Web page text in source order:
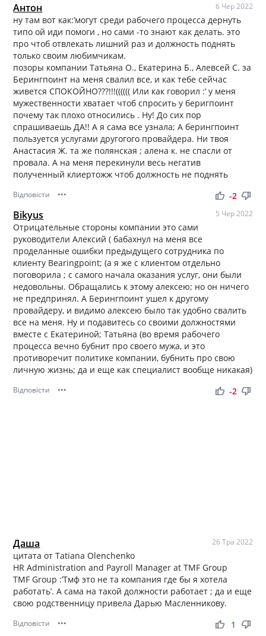
Антон 6 Чер 2022
ну там вот как:’могут среди рабочего процесса дернуть
типо ой иди помоги , но сами -то знают как делать. это
про чтоб отвлекать лишний раз и должность поднять
только своим любимчикам.
позоры компании Татьяна О., Екатерина Б., Алевсей С. за
Берингпоинт на меня свалил все, и как тебе сейчас
живется СПОКОЙНО???!!!(((((( Или как говорил :’ у меня
мужественности хватает чтоб спросить у беригпоинт
почему так плохо относились . Ну! До сих пор
спрашиваешь ДА!! А я сама все узнала; А берингпоинт
пользуется услугами другогого провайдера. Ни твоя
Анастасия Ж. та же полянская ; алена к. не спасли от
провала. А на меня перекинули весь негатив
полученный клиертожж чтоб должность не поднять
Відповісти ••• thumb_up thumb_down
-2
Bikyus 5 Чер 2022
Отрицательные стороны компании это сами
руководители Алексий ( бабахнул на меня все
проделанные ошибки предыдущего сотрудника по
клиенту Bearingpoint; (а я же с клиентом отдельно
поговорила ; с самого начала оказания услуг, они были
недовольны. Обращались к этому алексею; но он ничего
не предпринял. А Берингпоинт ушел к другому
провайдеру, и видимо алексею было так удобно свалить
все на меня. Ну и подавитесь со своими должностями
вместе с Екатериной; Татьяна (во время рабочего
процесса вечно бубнит про своего мужа, и это
противоречит политике компании, бубнить про свою
личную жизнь; да и еще как специалист вообще никакая)
Відповісти ••• thumb_up thumb_down
-2
Даша 26 Тра 2022
цитата от Tatiana Olenchenko
HR Administration and Payroll Manager at TMF Group
TMF Group :’Тмф это не та компания где бы я хотела
работать’. А сама на такой должности работает ; да и еще
свою родственницу привела Дарью Масленникову.
Відповісти ••• thumb_up thumb_down
1